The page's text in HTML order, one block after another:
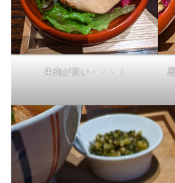
生肉が旨い・・・！